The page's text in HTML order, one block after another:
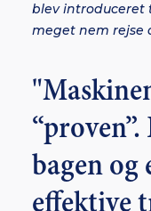
blev introduceret
meget nem rejse
bagen og
effektive